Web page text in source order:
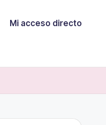
Mi acceso directo